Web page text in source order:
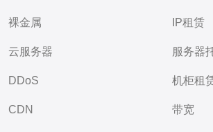
裸金属
云服务器
DDoS
CDN
IP租赁
服务器
机柜租
带宽